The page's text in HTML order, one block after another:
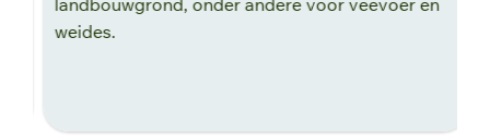
landbouwgrond, onder andere voor veevoer en
weides.